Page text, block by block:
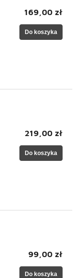
169,00 zł
Do koszyka
219,00 zł
Do koszyka
99,00 zł
Do koszyka